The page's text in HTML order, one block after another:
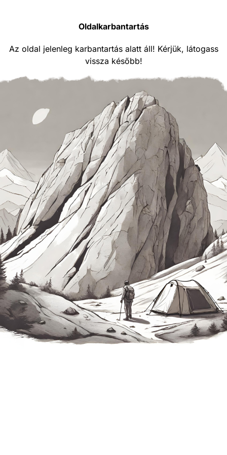
Oldalkarbantartás
Az oldal jelenleg karbantartás alatt áll! Kérjük, látogass
vissza később!